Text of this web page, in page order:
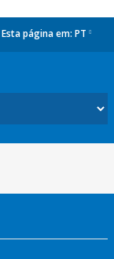
Esta página em: PT